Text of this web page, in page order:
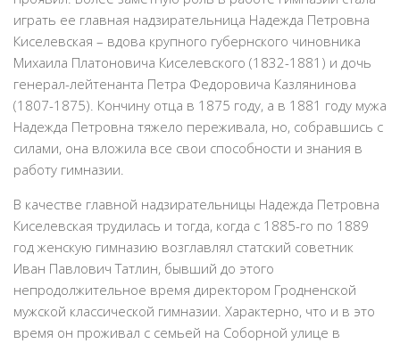
играть ее главная надзирательница Надежда Петровна
Киселевская – вдова крупного губернского чиновника
Михаила Платоновича Киселевского (1832-1881) и дочь
генерал-лейтенанта Петра Федоровича Казлянинова
(1807-1875). Кончину отца в 1875 году, а в 1881 году мужа
Надежда Петровна тяжело переживала, но, собравшись с
силами, она вложила все свои способности и знания в
работу гимназии.
В качестве главной надзирательницы Надежда Петровна
Киселевская трудилась и тогда, когда с 1885-го по 1889
год женскую гимназию возглавлял статский советник
Иван Павлович Татлин, бывший до этого
непродолжительное время директором Гродненской
мужской классической гимназии. Характерно, что и в это
время он проживал с семьей на Соборной улице в